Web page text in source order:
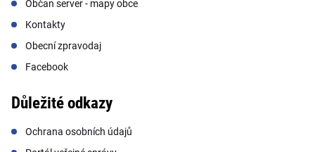
Občan server - mapy obce
Kontakty
Obecní zpravodaj
Facebook
Důležité odkazy
Ochrana osobních údajů